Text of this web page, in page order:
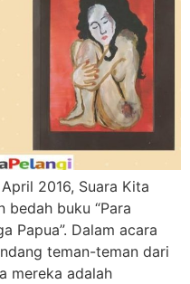
2016, Suara Kita
bedah buku “Para
Papua”. Dalam acara
teman-teman dari
mereka adalah